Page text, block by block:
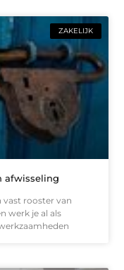
ZAKELIJK
afwisseling
vast rooster van
werk je al als